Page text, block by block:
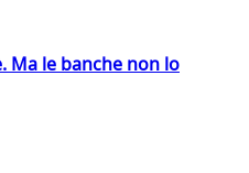
Ma le banche non lo